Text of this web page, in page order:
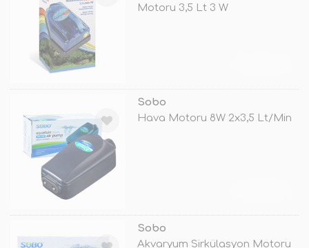
Motoru 3,5 Lt 3 W
Sobo
Hava Motoru 8W 2x3,5 Lt/Min
Sobo
Akvaryum Sirkülasyon Motoru